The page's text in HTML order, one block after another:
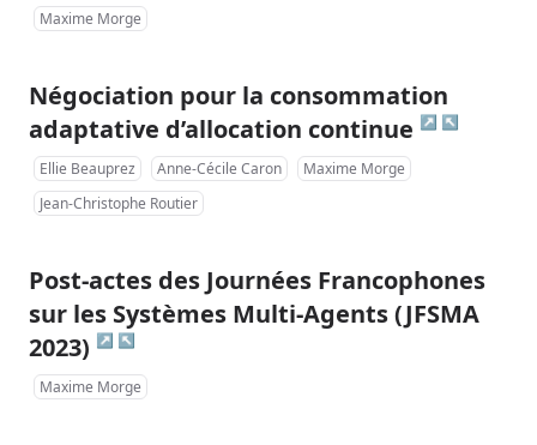
Maxime Morge
Négociation pour la consommation
adaptative d’allocation continue ↗ ↖
Ellie Beauprez Anne-Cécile Caron
Maxime Morge
Jean-Christophe Routier
Post-actes des Journées Francophones
sur les Systèmes Multi-Agents (JFSMA
2023) ↗ ↖
Maxime Morge